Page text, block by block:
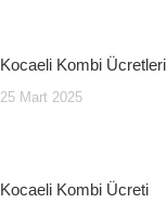
Kocaeli Kombi Ücretleri
25 Mart 2025
Kocaeli Kombi Ücreti